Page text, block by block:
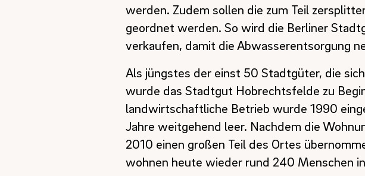
werden. Zudem sollen die zum Teil
geordnet werden. So wird die Berliner
verkaufen, damit die Abwasserentsorgung
Als jüngstes der einst 50 Stadtgüter, die
wurde das Stadtgut Hobrechtsfelde zu
landwirtschaftliche Betrieb wurde 1990
Jahre weitgehend leer. Nachdem die
2010 einen großen Teil des Ortes
wohnen heute wieder rund 240 Menschen